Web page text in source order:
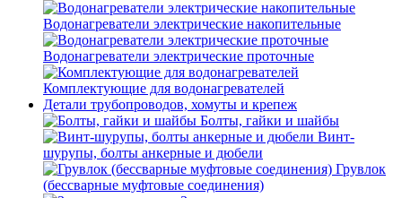
Водонагреватели электрические накопительные
Водонагреватели электрические проточные
Комплектующие для водонагревателей
Детали трубопроводов, хомуты и крепеж
Болты, гайки и шайбы
Винт-
шурупы, болты анкерные и дюбели
Грувлок
(бессварные муфтовые соединения)